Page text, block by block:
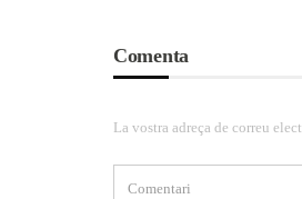
Comenta
La vostra adreça de correu